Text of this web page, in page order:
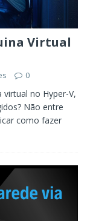
Virtual
0
no Hyper-V,
Não entre
como fazer